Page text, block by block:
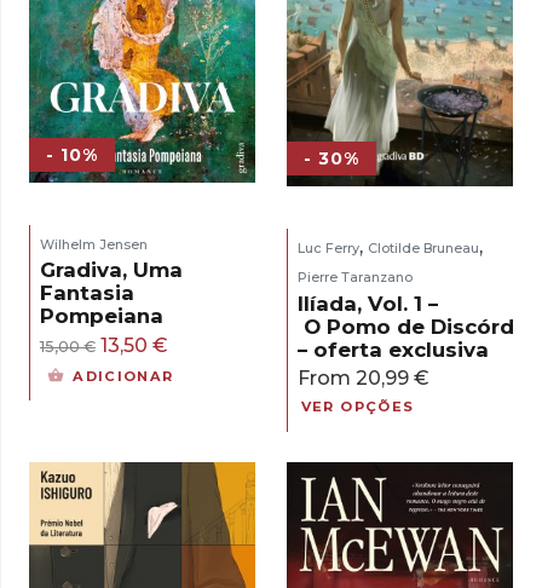
- 10%
Wilhelm Jensen
Gradiva, Uma
Fantasia
Pompeiana
15,00€ O
preço
15,00 €.
13,50 €
preço
13,50 €.
ADICIONAR
- 30%
Luc Ferry, Clotilde Bruneau,
Pierre Taranzano
Ilíada, Vol. 1 –
O Pomo de Discórdia
– oferta exclusiva
From 20,99 €
VER OPÇÕES